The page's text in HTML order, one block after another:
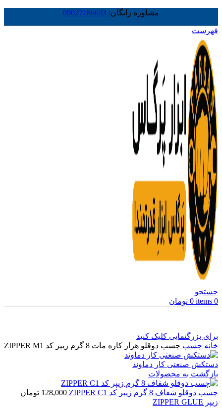
مشاوره رایگان: 09027186633
فهرست
جستجو
0
items
0 تومان
برای بزرگنمایی کلیک کنید
خانه چسب چسب دوقلو هزار کاره مات 8 گرم زیپر کد ZIPPER M1
دستکش صنعتی کار دماوند
بازگشت به محصولات
چسب دوقلو شفاف 8 گرم زیپر کد ZIPPER C1 128,000 تومان
زیپر ZIPPER GLUE